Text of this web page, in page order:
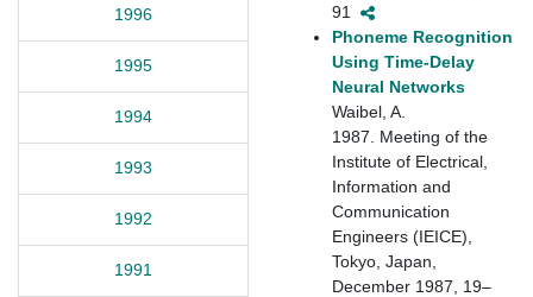
1996
1995
1994
1993
1992
1991
91
Phoneme Recognition
Using Time-Delay
Neural Networks
Waibel, A.
1987. Meeting of the
Institute of Electrical,
Information and
Communication
Engineers (IEICE),
Tokyo, Japan,
December 1987, 19–